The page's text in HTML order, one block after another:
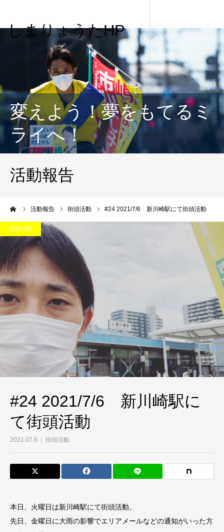
しまりょうたHP
変えよう！夢をもてるミ
ライへ！
活動報告
活動報告 街頭活動 #24 2021/7/6 新川崎駅にて街頭活動
街頭活動
#24 2021/7/6 新川崎駅に
て街頭活動
2021.07.6 街頭活動
本日、火曜日は新川崎駅にて街頭活動。
先日、金曜日に大雨の影響でエリアメールなどの通知がいった方